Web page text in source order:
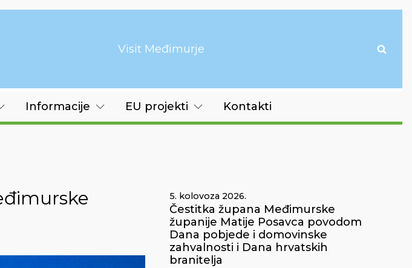
Visit Međimurje
Informacije EU projekti Kontakti
5. kolovoza 2026.
Čestitka župana Međimurske
županije Matije Posavca povodom
Dana pobjede i domovinske
zahvalnosti i Dana hrvatskih
branitelja